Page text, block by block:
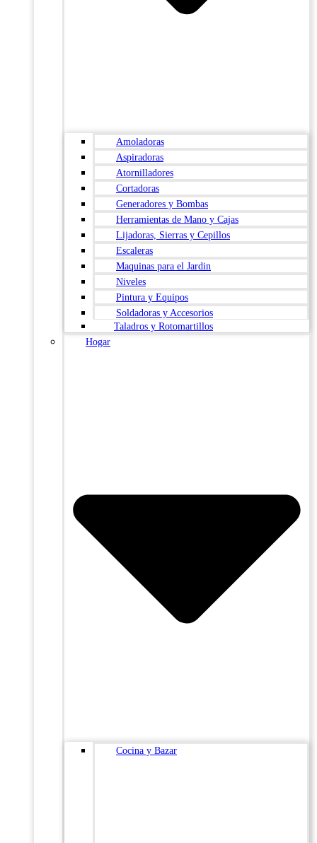
Amoladoras
Aspiradoras
Atornilladores
Cortadoras
Generadores y Bombas
Herramientas de Mano y Cajas
Lijadoras, Sierras y Cepillos
Escaleras
Maquinas para el Jardin
Niveles
Pintura y Equipos
Soldadoras y Accesorios
Taladros y Rotomartillos
Hogar
Cocina y Bazar